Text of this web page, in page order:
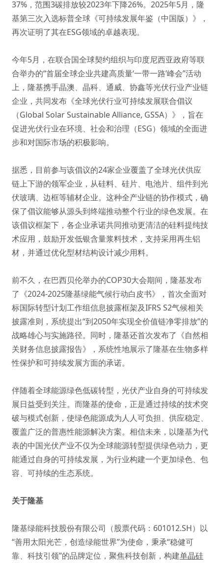
37%，范围3碳排放较2023年下降26%。2025年5月，隆
基第三次入选标普全球《可持续发展年鉴（中国版）》，
再次证明了其在ESG领域的卓越表现。
今年5月，在联合国全球契约组织与印度尼西亚政府等联
合举办的“首届全球企业共建高质量‘一带一路’峰会”活动
上，隆基携手晶澳、晶科、通威、协鑫等光伏行业产业链
企业，共同发布《全球光伏行业可持续发展联合倡议
（Global Solar Sustainable Alliance, GSSA）》，旨在
促进光伏行业在环境、社会和治理（ESG）领域的全面进
步和对国际市场的积极影响。
据悉，目前参与该倡议的24家企业覆盖了全球光伏供应
链上下游的领军企业，从硅料、硅片、电池片、组件到光
伏玻璃、边框等辅材企业。这种全产业链的协作模式，确
保了倡议能够从源头到终端推动整个行业的绿色发展。在
该倡议框架下，各企业承诺共同推动更清洁的硅料提纯技
术应用，鼓励开发低银含量浆料技术，支持采用再生铝
材，并通过优化型材结构设计减少用料。
前不久，在巴西贝伦举办的COP30大会期间，隆基发布
了《2024-2025隆基绿能气候行动白皮书》，首次全面对
标国际转型计划工作组信息披露框架及IFRS S2气候相关
披露准则，系统提出“到2050年实现全价值链净零排放”的
战略雄心与实施路径。同时，隆基还首次发布了《自然相
关财务信息披露报告》，系统性地展示了隆基在生物多样
性保护和可持续发展方面的承诺。
伴随着全球能源绿色低碳转型，光伏产业自身的可持续发
展日益受到关注。而隆基的使命，正是通过持续的技术突
破与模式创新，使绿色能源成为人人可负担、供应稳定、
覆盖广泛的普惠性能源解决方案。相信未来，以隆基为代
表的中国光伏产业不仅为全球能源转型提供绿色动力，更
能通过自身的可持续发展，为行业构建一个更加绿色、包
容、可持续的生态系统。
关于隆基
隆基绿能科技股份有限公司（股票代码：601012.SH）以
“善用太阳光芒，创造绿能世界”为使命，秉承“稳健可
靠、科技引领”的品牌定位，聚焦科技创新，构建单晶硅